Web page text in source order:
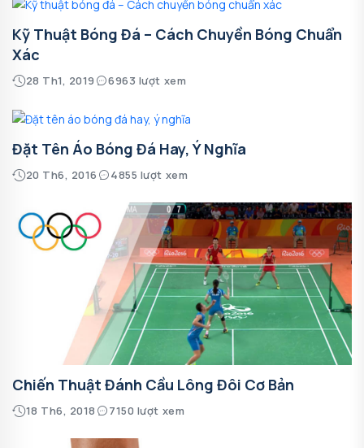
Kỹ Thuật Bóng Đá – Cách Chuyền Bóng Chuẩn
Xác
28 Th1, 2019 6963 lượt xem
Đặt Tên Áo Bóng Đá Hay, Ý Nghĩa
20 Th6, 2016 4855 lượt xem
Chiến Thuật Đánh Cầu Lông Đôi Cơ Bản
18 Th6, 2018 7150 lượt xem